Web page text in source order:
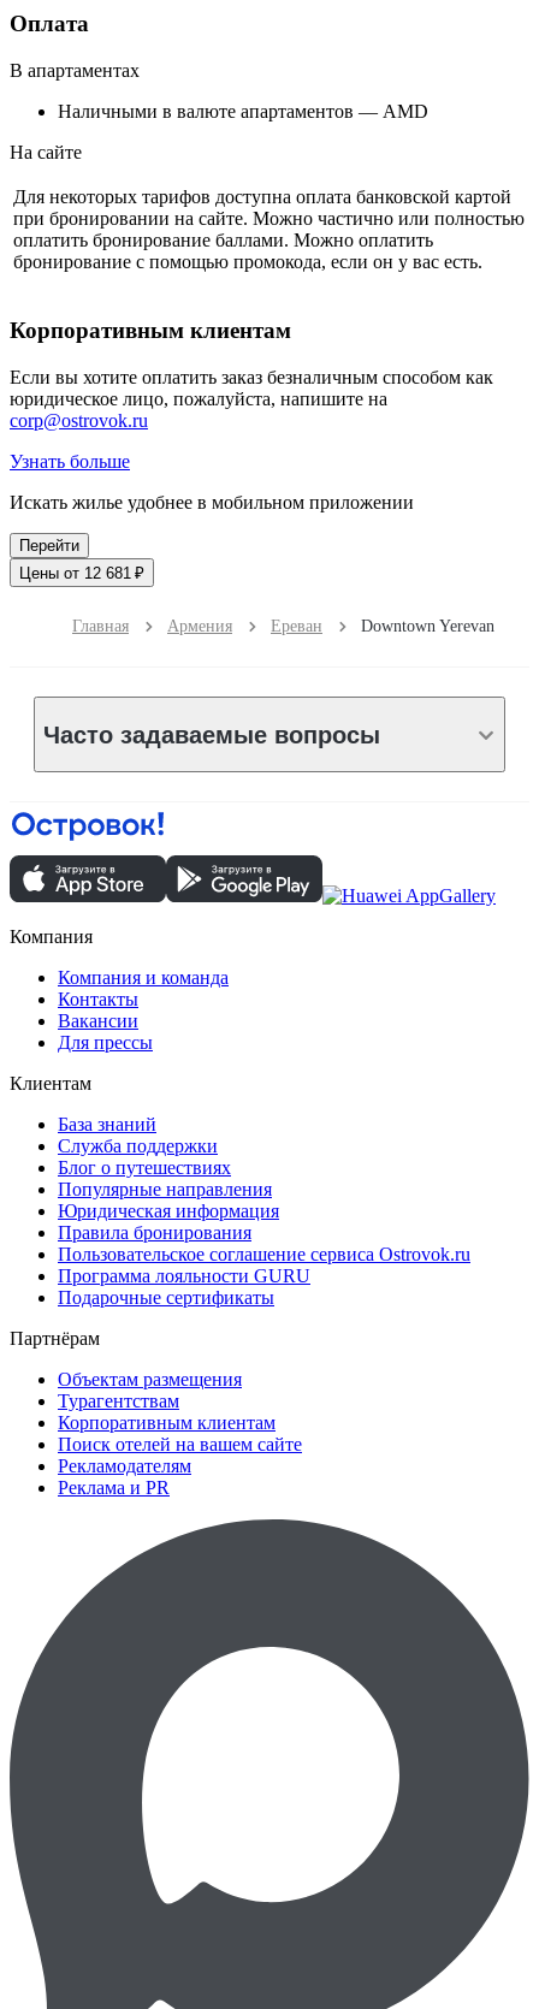
Оплата
В апартаментах
Наличными в валюте апартаментов — AMD
На сайте
Для некоторых тарифов доступна оплата банковской картой
при бронировании на сайте. Можно частично или полностью
оплатить бронирование баллами. Можно оплатить
бронирование с помощью промокода, если он у вас есть.
Корпоративным клиентам
Если вы хотите оплатить заказ безналичным способом как
юридическое лицо, пожалуйста, напишите на
corp@ostrovok.ru
Узнать больше
Искать жилье удобнее в мобильном приложении
Перейти
Цены от 12 681 ₽
Главная Армения Ереван Downtown Yerevan
Часто задаваемые вопросы
Компания
Компания и команда
Контакты
Вакансии
Для прессы
Клиентам
База знаний
Служба поддержки
Блог о путешествиях
Популярные направления
Юридическая информация
Правила бронирования
Пользовательское соглашение сервиса Ostrovok.ru
Программа лояльности GURU
Подарочные сертификаты
Партнёрам
Объектам размещения
Турагентствам
Корпоративным клиентам
Поиск отелей на вашем сайте
Рекламодателям
Реклама и PR